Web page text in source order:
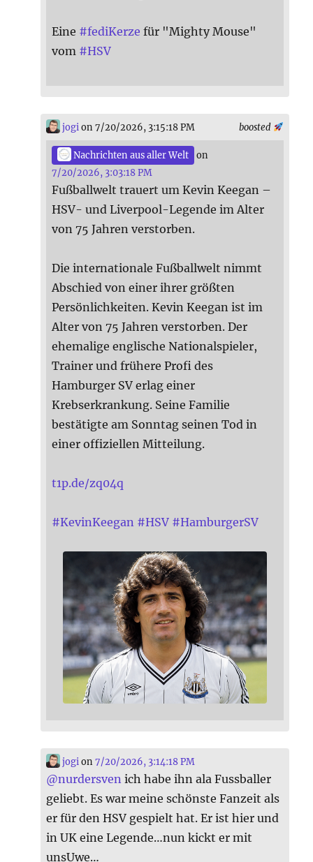
Eine #fediKerze für "Mighty Mouse"
vom #HSV
boosted
jogi on 7/20/2026, 3:15:18 PM
Nachrichten aus aller Welt
on
7/20/2026, 3:03:18 PM
Fußballwelt trauert um Kevin Keegan –
HSV- und Liverpool-Legende im Alter
von 75 Jahren verstorben.
Die internationale Fußballwelt nimmt
Abschied von einer ihrer größten
Persönlichkeiten. Kevin Keegan ist im
Alter von 75 Jahren verstorben. Der
ehemalige englische Nationalspieler,
Trainer und frühere Profi des
Hamburger SV erlag einer
Krebserkrankung. Seine Familie
bestätigte am Sonntag seinen Tod in
einer offiziellen Mitteilung.
t1p.de/zq04q
#KevinKeegan #HSV #HamburgerSV
jogion7/20/2026, 3:14:18 PM
@nurdersven ich habe ihn ala Fussballer
geliebt. Es war meine schönste Fanzeit als
er für den HSV gespielt hat. Er ist hier und
in UK eine Legende…nun kickt er mit
unsUwe…